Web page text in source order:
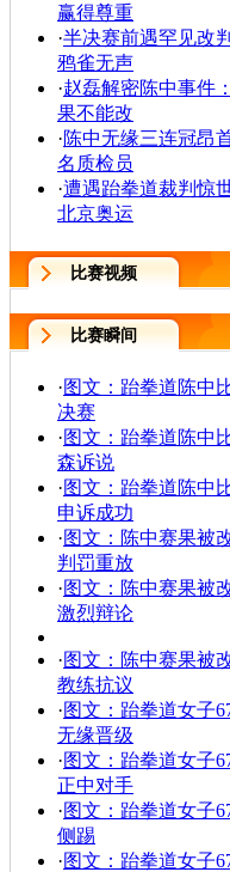
赢得尊重
·半决赛前遇罕见改
鸦雀无声
·赵磊解密陈中事件
果不能改
·陈中无缘三连冠昂
名质检员
·遭遇跆拳道裁判惊
北京奥运
比赛视频
比赛瞬间
·图文：跆拳道陈中
决赛
·图文：跆拳道陈中
森诉说
·图文：跆拳道陈中
申诉成功
·图文：陈中赛果被
判罚重放
·图文：陈中赛果被
激烈辩论
·图文：陈中赛果被
教练抗议
·图文：跆拳道女子
无缘晋级
·图文：跆拳道女子
正中对手
·图文：跆拳道女子
侧踢
·图文：跆拳道女子